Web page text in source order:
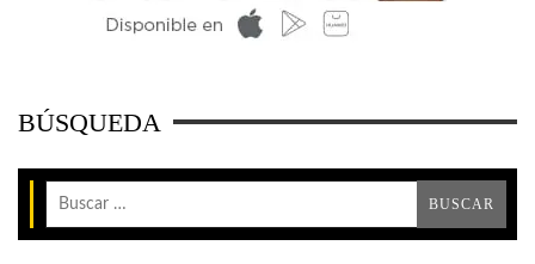
BÚSQUEDA